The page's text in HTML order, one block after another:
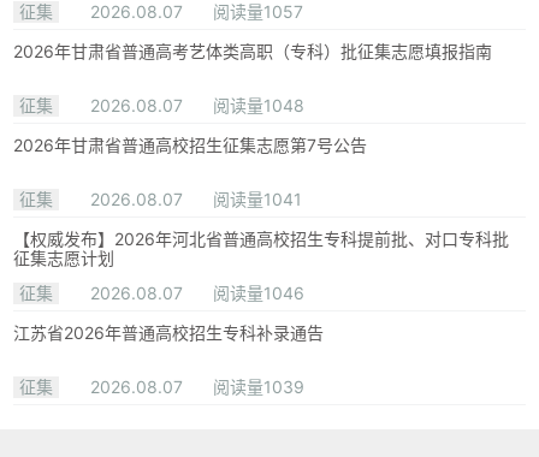
征集
2026.08.07
阅读量1057
2026年甘肃省普通高考艺体类高职（专科）批征集志愿填报指南
征集 2026.08.07
阅读量1048
2026年甘肃省普通高校招生征集志愿第7号公告
征集 2026.08.07
阅读量1041
【权威发布】2026年河北省普通高校招生专科提前批、对口专科批
征集志愿计划
征集
2026.08.07
阅读量1046
江苏省2026年普通高校招生专科补录通告
征集 2026.08.07 阅读量1039